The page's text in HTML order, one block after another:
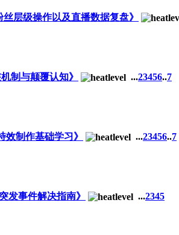
层级操作以及直播数据复盘》
制与颠覆认知》 ...23456..7
效制作基础学习》 ...23456..7
发事件解决指南》 ...2345